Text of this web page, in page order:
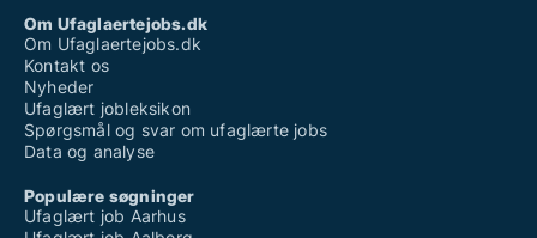
Om Ufaglaertejobs.dk
Om Ufaglaertejobs.dk
Kontakt os
Nyheder
Ufaglært jobleksikon
Spørgsmål og svar om ufaglærte jobs
Data og analyse
Populære søgninger
Ufaglært job Aarhus